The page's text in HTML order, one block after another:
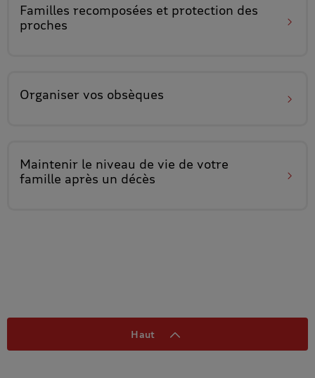
Familles recomposées et protection des
proches
Organiser vos obsèques
Maintenir le niveau de vie de votre
famille après un décès
Haut